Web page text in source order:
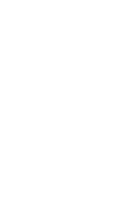
定はありません。
商品です。
を得ず変更すること